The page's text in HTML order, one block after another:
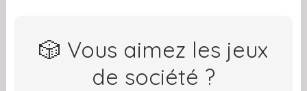
🎲 Vous aimez les jeux
de société ?